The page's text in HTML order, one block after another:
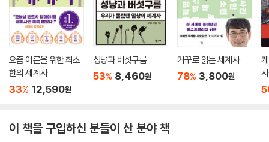
요즘 어른을 위한 최소
한의 세계사
33% 12,590원
성냥과 버섯구름
53% 8,460원
거꾸로 읽는 세계사
78% 3,800원
이 책을 구입하신 분들이 산 분야 책